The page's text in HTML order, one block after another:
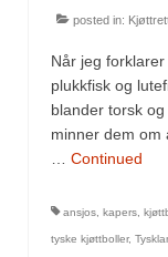
posted in:
Når jeg
plukkfisk og
blander torsk
minner dem om
… Continued
ansjos, kapers,
tyske kjøttboller,